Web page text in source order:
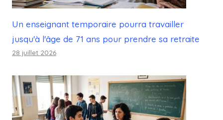
Un enseignant temporaire pourra travailler
jusqu'à l'âge de 71 ans pour prendre sa retraite
28 juillet 2026